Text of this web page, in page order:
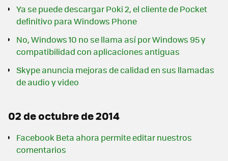
Ya se puede descargar Poki 2, el cliente de Pocket
definitivo para Windows Phone
No, Windows 10 no se llama así por Windows 95 y
compatibilidad con aplicaciones antiguas
Skype anuncia mejoras de calidad en sus llamadas
de audio y video
02 de octubre de 2014
Facebook Beta ahora permite editar nuestros
comentarios